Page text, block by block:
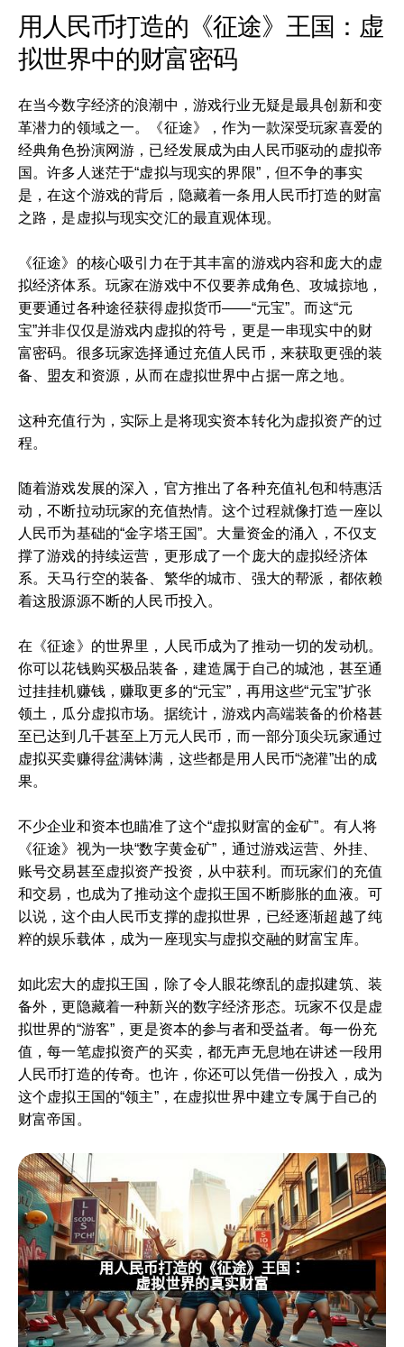
用人民币打造的《征途》王国：虚
拟世界中的财富密码
在当今数字经济的浪潮中，游戏行业无疑是最具创新和变
革潜力的领域之一。《征途》，作为一款深受玩家喜爱的
经典角色扮演网游，已经发展成为由人民币驱动的虚拟帝
国。许多人迷茫于“虚拟与现实的界限”，但不争的事实
是，在这个游戏的背后，隐藏着一条用人民币打造的财富
之路，是虚拟与现实交汇的最直观体现。
《征途》的核心吸引力在于其丰富的游戏内容和庞大的虚
拟经济体系。玩家在游戏中不仅要养成角色、攻城掠地，
更要通过各种途径获得虚拟货币——“元宝”。而这“元
宝”并非仅仅是游戏内虚拟的符号，更是一串现实中的财
富密码。很多玩家选择通过充值人民币，来获取更强的装
备、盟友和资源，从而在虚拟世界中占据一席之地。
这种充值行为，实际上是将现实资本转化为虚拟资产的过
程。
随着游戏发展的深入，官方推出了各种充值礼包和特惠活
动，不断拉动玩家的充值热情。这个过程就像打造一座以
人民币为基础的“金字塔王国”。大量资金的涌入，不仅支
撑了游戏的持续运营，更形成了一个庞大的虚拟经济体
系。天马行空的装备、繁华的城市、强大的帮派，都依赖
着这股源源不断的人民币投入。
在《征途》的世界里，人民币成为了推动一切的发动机。
你可以花钱购买极品装备，建造属于自己的城池，甚至通
过挂挂机赚钱，赚取更多的“元宝”，再用这些“元宝”扩张
领土，瓜分虚拟市场。据统计，游戏内高端装备的价格甚
至已达到几千甚至上万元人民币，而一部分顶尖玩家通过
虚拟买卖赚得盆满钵满，这些都是用人民币“浇灌”出的成
果。
不少企业和资本也瞄准了这个“虚拟财富的金矿”。有人将
《征途》视为一块“数字黄金矿”，通过游戏运营、外挂、
账号交易甚至虚拟资产投资，从中获利。而玩家们的充值
和交易，也成为了推动这个虚拟王国不断膨胀的血液。可
以说，这个由人民币支撑的虚拟世界，已经逐渐超越了纯
粹的娱乐载体，成为一座现实与虚拟交融的财富宝库。
如此宏大的虚拟王国，除了令人眼花缭乱的虚拟建筑、装
备外，更隐藏着一种新兴的数字经济形态。玩家不仅是虚
拟世界的“游客”，更是资本的参与者和受益者。每一份充
值，每一笔虚拟资产的买卖，都无声无息地在讲述一段用
人民币打造的传奇。也许，你还可以凭借一份投入，成为
这个虚拟王国的“领主”，在虚拟世界中建立专属于自己的
财富帝国。